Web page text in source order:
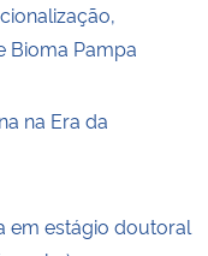
Bioma Pampa
na Era da
em estágio doutoral